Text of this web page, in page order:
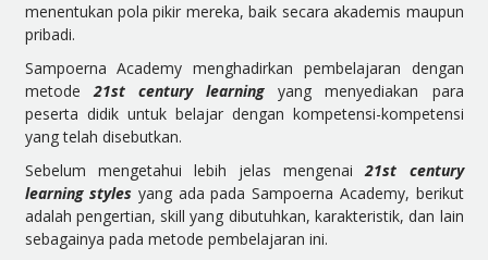
menentukan pola pikir mereka, baik secara akademis maupun
pribadi.
Sampoerna Academy menghadirkan pembelajaran dengan
metode 21st century learning yang menyediakan para
peserta didik untuk belajar dengan kompetensi-kompetensi
yang telah disebutkan.
Sebelum mengetahui lebih jelas mengenai21st century
learning styles yang ada pada Sampoerna Academy, berikut
adalah pengertian, skill yang dibutuhkan, karakteristik, dan lain
sebagainya pada metode pembelajaran ini.